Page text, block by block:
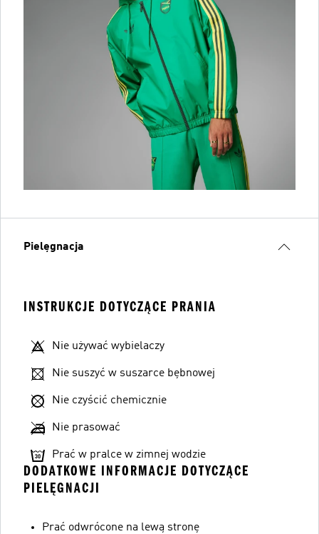
Pielęgnacja
INSTRUKCJE DOTYCZĄCE PRANIA
Nie używać wybielaczy
Nie suszyć w suszarce bębnowej
Nie czyścić chemicznie
Nie prasować
Prać w pralce w zimnej wodzie
DODATKOWE INFORMACJE DOTYCZĄCE
PIELĘGNACJI
Prać odwrócone na lewą stronę